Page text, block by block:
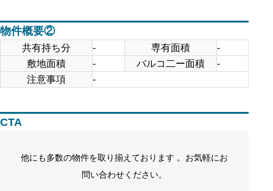
物件概要②
共有持ち分 - 専有面積
-
敷地面積
- バルコ二ー面積
-
注意事項
‐
CTA
他にも多数の物件を取り揃えております 。お気軽にお
問い合わせください。